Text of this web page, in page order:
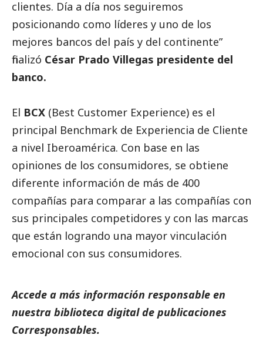
clientes. Día a día nos seguiremos
posicionando como líderes y uno de los
mejores bancos del país y del continente”
finalizó César Prado Villegas presidente del
banco.
El BCX (Best Customer Experience) es el
principal Benchmark de Experiencia de Cliente
a nivel Iberoamérica. Con base en las
opiniones de los consumidores, se obtiene
diferente información de más de 400
compañías para comparar a las compañías con
sus principales competidores y con las marcas
que están logrando una mayor vinculación
emocional con sus consumidores.
Accede a más información responsable en
nuestra biblioteca digital de publicaciones
Corresponsables.